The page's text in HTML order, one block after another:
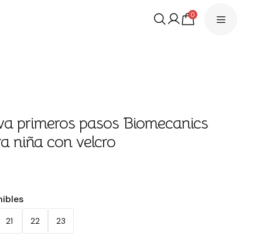
0
primeros pasos Biomecanics
niña con velcro
21 22 23